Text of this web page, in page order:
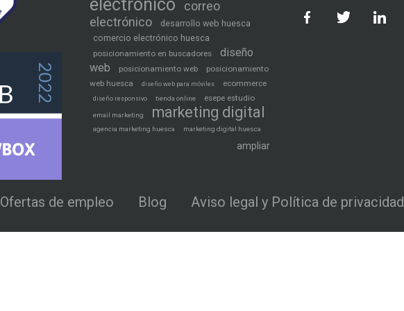
electrónico
correo
electrónico
desarrollo web huesca
comercio electrónico huesca
posicionamiento en buscadores
diseño
web
posicionamiento web
posicionamiento
web huesca
diseño web para móviles ecommerce
diseño responsivo tienda online esepe estudio
email marketing marketing digital
agencia marketing huesca marketing digital huesca
ampliar
Ofertas de empleo Blog Aviso legal y Política de privacidad